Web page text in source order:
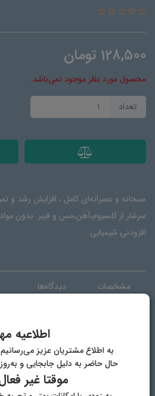
128,500 تومان
محصول مورد نظر موجود نمی‌باشد.
تعداد
صبحانه و عصرانه‌ای کامل ، افزایش رشد و
سرشار از کلسیوم،آهن،مس و فیبر. بدون
افزودنی شیمیایی.
مشخصات دیدگاه‌ها
شکلات کنجدی دارک
برند وگان ویگر
ارده کنجد، شیره
اطلاعیه
به اطلاع مشتریان عزیز
حال حاضر به دلیل جابجایی و
موقتا غیر